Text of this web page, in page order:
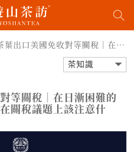
出口美國免收對等關稅｜在日漸困難的貿易環境下，茶葉在關稅議題上該注意什麼？
茶知識
等關稅｜在日漸困難的
關稅議題上該注意什